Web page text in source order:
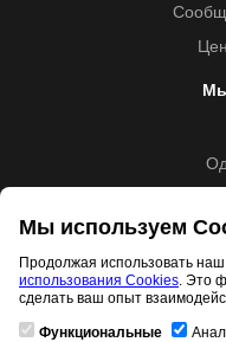
Образовательная
Мы используем
Продолжая использовать
использования Cookies. Это
сделать ваш опыт
Функциональные